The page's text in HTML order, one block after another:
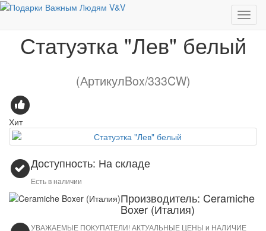
Европейские бренды
Статуэтка "Лев" белый
(АртикулBox/333CW)
Хит
Доступность: На складе
Есть в наличии
Производитель: Ceramiche
Boxer (Италия)
УВАЖАЕМЫЕ ПОКУПАТЕЛИ! АКТУАЛЬНЫЕ ЦЕНЫ и НАЛИЧИЕ